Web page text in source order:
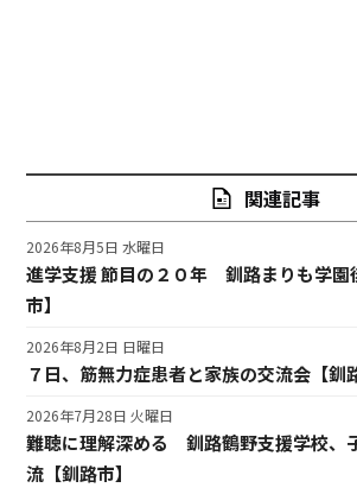
関連記事
進学支援 節目の２０年 釧路まりも学園
市】
2026年8月5日 水曜日
７日、筋無力症患者と家族の交流会【釧
2026年8月2日 日曜日
難聴に理解深める 釧路鶴野支援学校、
流【釧路市】
2026年7月28日 火曜日